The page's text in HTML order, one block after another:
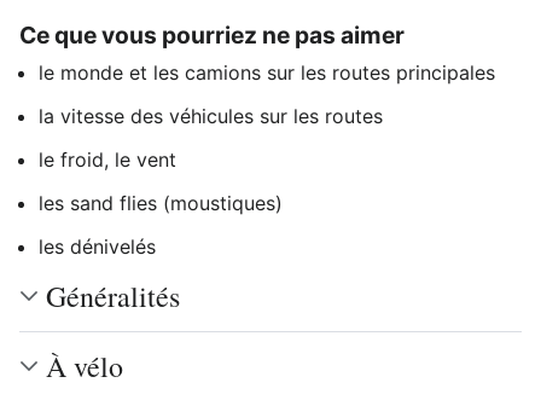
Ce que vous pourriez ne pas aimer
le monde et les camions sur les routes principales
la vitesse des véhicules sur les routes
le froid, le vent
les sand flies (moustiques)
les dénivelés
Généralités
À vélo